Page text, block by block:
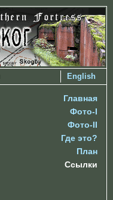
English
Главная
Фото-I
Фото-II
Где это?
План
Ссылки